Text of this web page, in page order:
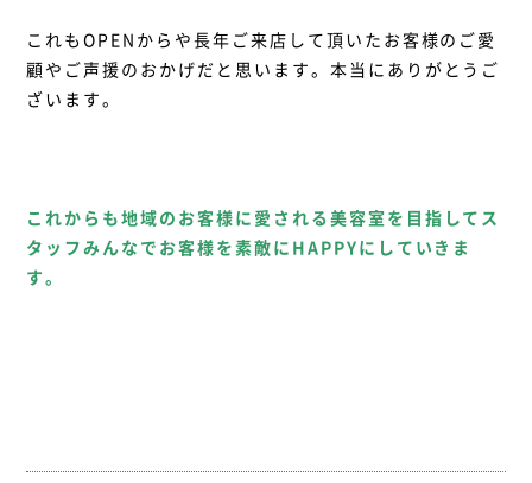
これもOPENからや長年ご来店して頂いたお客様のご愛
顧やご声援のおかげだと思います。本当にありがとうご
ざいます。
これからも地域のお客様に愛される美容室を目指してス
タッフみんなでお客様を素敵にHAPPYにしていきま
す。